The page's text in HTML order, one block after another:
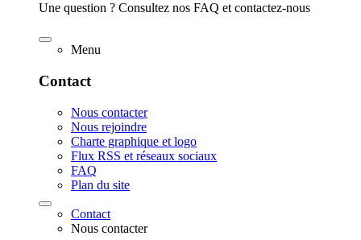
Une question ? Consultez nos FAQ et contactez-nous
Menu
Contact
Nous contacter
Nous rejoindre
Charte graphique et logo
Flux RSS et réseaux sociaux
FAQ
Plan du site
Contact
Nous contacter